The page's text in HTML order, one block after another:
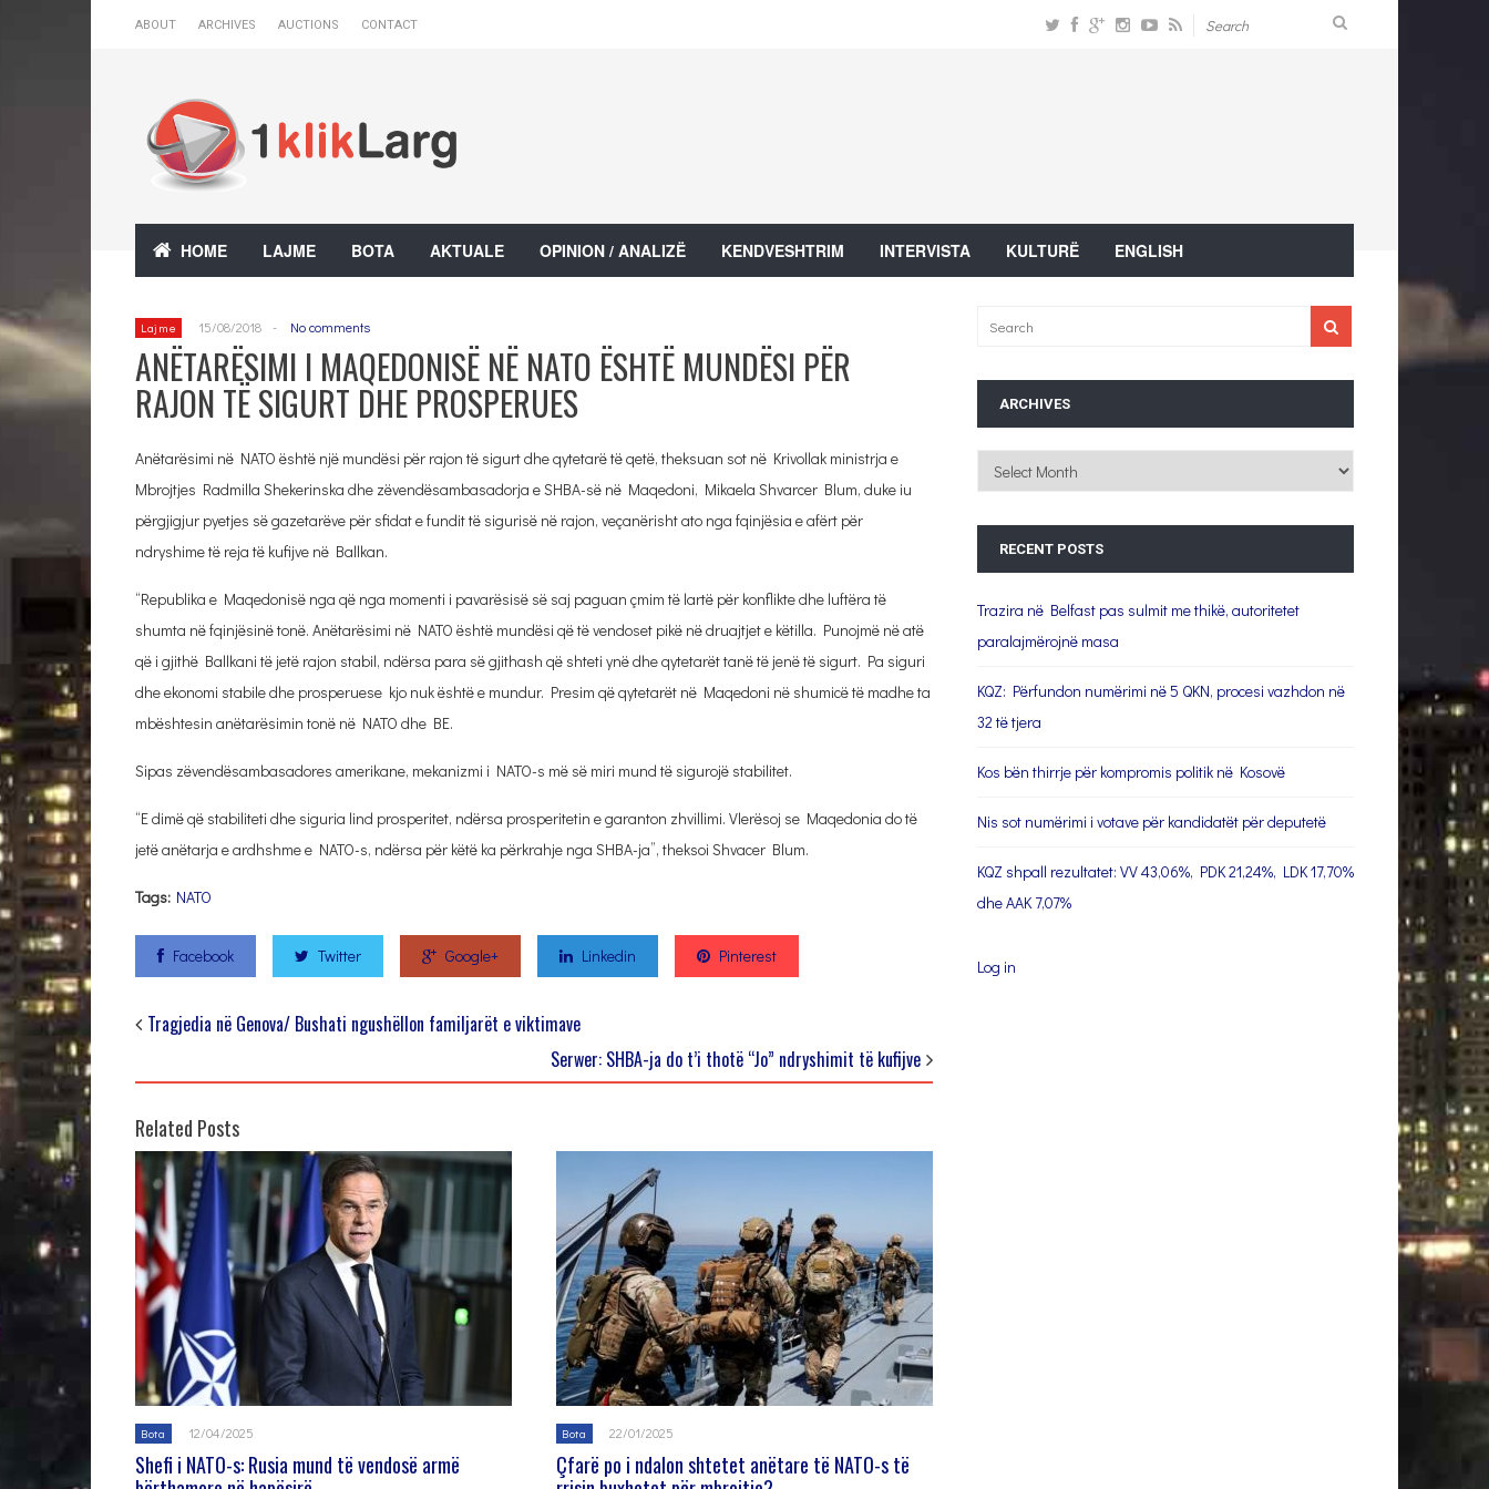
ABOUT ARCHIVES AUCTIONS CONTACT
HOME LAJME BOTA AKTUALE OPINION / ANALIZË KENDVESHTRIM INTERVISTA KULTURË ENGLISH
Lajme 15/08/2018 - No comments
ANËTARËSIMI I MAQEDONISË NË NATO ËSHTË MUNDËSI PËR
RAJON TË SIGURT DHE PROSPERUES
Anëtarësimi në NATO është një mundësi për rajon të sigurt dhe qytetarë të qetë, theksuan sot në Krivollak ministrja e
Mbrojtjes Radmilla Shekerinska dhe zëvendësambasadorja e SHBA-së në Maqedoni, Mikaela Shvarcer Blum, duke iu
përgjigjur pyetjes së gazetarëve për sfidat e fundit të sigurisë në rajon, veçanërisht ato nga fqinjësia e afërt për
ndryshime të reja të kufijve në Ballkan.
“Republika e Maqedonisë nga që nga momenti i pavarësisë së saj paguan çmim të lartë për konflikte dhe luftëra të
shumta në fqinjësinë tonë. Anëtarësimi në NATO është mundësi që të vendoset pikë në druajtjet e këtilla. Punojmë në atë
që i gjithë Ballkani të jetë rajon stabil, ndërsa para së gjithash që shteti ynë dhe qytetarët tanë të jenë të sigurt. Pa siguri
dhe ekonomi stabile dhe prosperuese kjo nuk është e mundur. Presim që qytetarët në Maqedoni në shumicë të madhe ta
mbështesin anëtarësimin tonë në NATO dhe BE.
Sipas zëvendësambasadores amerikane, mekanizmi i NATO-s më së miri mund të sigurojë stabilitet.
“E dimë që stabiliteti dhe siguria lind prosperitet, ndërsa prosperitetin e garanton zhvillimi. Vlerësoj se Maqedonia do të
jetë anëtarja e ardhshme e NATO-s, ndërsa për këtë ka përkrahje nga SHBA-ja”, theksoi Shvacer Blum.
Tags: NATO
Facebook Twitter Google+ Linkedin Pinterest
Tragjedia në Genova/ Bushati ngushëllon familjarët e viktimave
Serwer: SHBA-ja do t’i thotë “Jo” ndryshimit të kufijve
Related Posts
Bota 12/04/2025
Shefi i NATO-s: Rusia mund të vendosë armë
Bota 22/01/2025
Çfarë po i ndalon shtetet anëtare të NATO-s të
ARCHIVES
Archives
RECENT POSTS
Trazira në Belfast pas sulmit me thikë, autoritetet
paralajmërojnë masa
KQZ: Përfundon numërimi në 5 QKN, procesi vazhdon në
32 të tjera
Kos bën thirrje për kompromis politik në Kosovë
Nis sot numërimi i votave për kandidatët për deputetë
KQZ shpall rezultatet: VV 43,06%, PDK 21,24%, LDK 17,70%
dhe AAK 7,07%
Log in